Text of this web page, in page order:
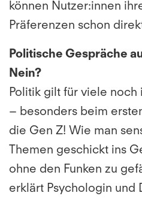
können Nutzer:innen
Präferenzen schon
Politische Gespräche
Nein?
Politik gilt für viele noch
– besonders beim
die Gen Z! Wie man
Themen geschickt ins
ohne den Funken zu
erklärt Psychologin und